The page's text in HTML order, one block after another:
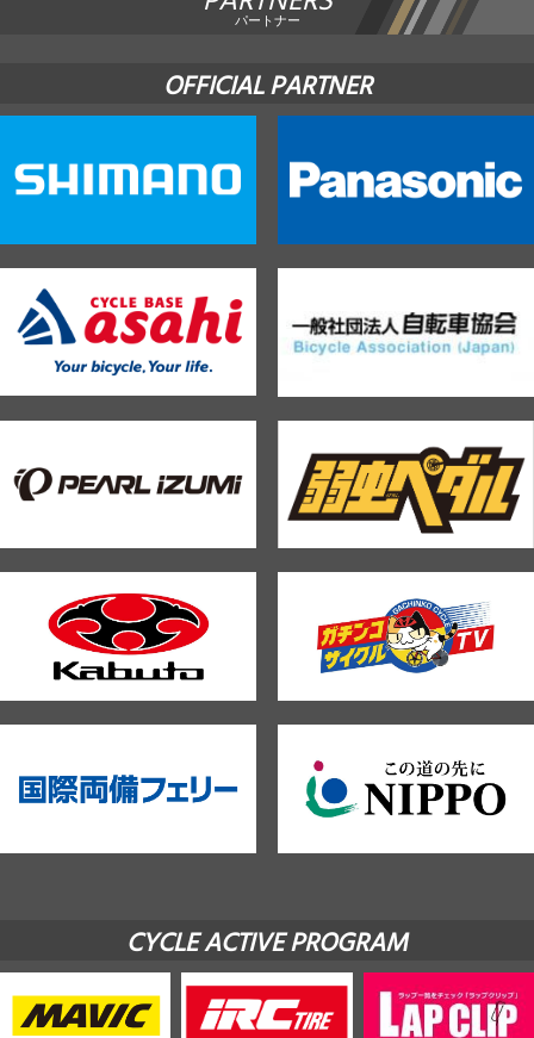
パートナー
OFFICIAL PARTNER
CYCLE ACTIVE PROGRAM